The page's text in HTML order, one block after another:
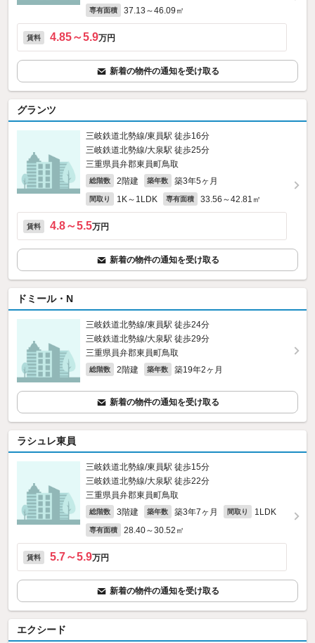
専有面積 37.13～46.09㎡
賃料 4.85～5.9万円
新着の物件の通知を受け取る
グランツ
三岐鉄道北勢線/東員駅 徒歩16分
三岐鉄道北勢線/大泉駅 徒歩25分
三重県員弁郡東員町鳥取
総階数 2階建 築年数 築3年5ヶ月
間取り 1K～1LDK 専有面積 33.56～42.81㎡
賃料 4.8～5.5万円
新着の物件の通知を受け取る
ドミール・N
三岐鉄道北勢線/東員駅 徒歩24分
三岐鉄道北勢線/大泉駅 徒歩29分
三重県員弁郡東員町鳥取
総階数 2階建 築年数 築19年2ヶ月
新着の物件の通知を受け取る
ラシュレ東員
三岐鉄道北勢線/東員駅 徒歩15分
三岐鉄道北勢線/大泉駅 徒歩22分
三重県員弁郡東員町鳥取
総階数 3階建 築年数 築3年7ヶ月 間取り 1LDK
専有面積 28.40～30.52㎡
賃料 5.7～5.9万円
新着の物件の通知を受け取る
エクシード